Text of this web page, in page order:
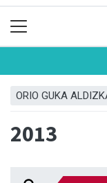
ORIO GUKA
2013